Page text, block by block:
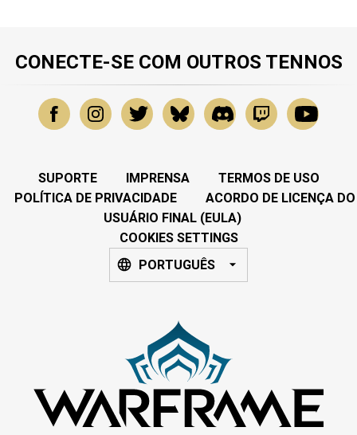
CONECTE-SE COM OUTROS TENNOS
SUPORTE IMPRENSA
TERMOS DE USO
POLÍTICA DE PRIVACIDADE
ACORDO DE LICENÇA DO
USUÁRIO FINAL (EULA)
COOKIES SETTINGS
PORTUGUÊS